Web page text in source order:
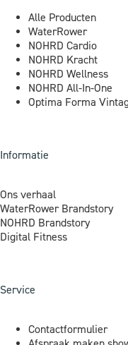
Alle Producten
WaterRower
NOHRD Cardio
NOHRD Kracht
NOHRD Wellness
NOHRD All-In-One
Optima Forma
Informatie
Ons verhaal
WaterRower Brandstory
NOHRD Brandstory
Digital Fitness
Service
Contactformulier